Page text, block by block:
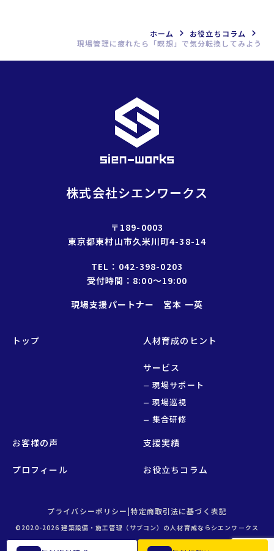
ホーム
お役立ちコラム
現場管理に疲れたら「瞑想」で気分転換してみよう
株式会社シエンワークス
〒189-0003
東京都東村山市久米川町4-38-14
TEL： 042-398-0203
受付時間：8:00〜19:00
現場支援パートナー 宮本 一英
トップ 人材育成のヒント
サービス
現場サポート
現場巡視
集合研修
お客様の声
プロフィール
支援実績
お役立ちコラム
プライバシーポリシー|特定商取引法に基づく表記
©2020-2026 建築設備・施工管理（サブコン）の人材育成ならシエンワークス